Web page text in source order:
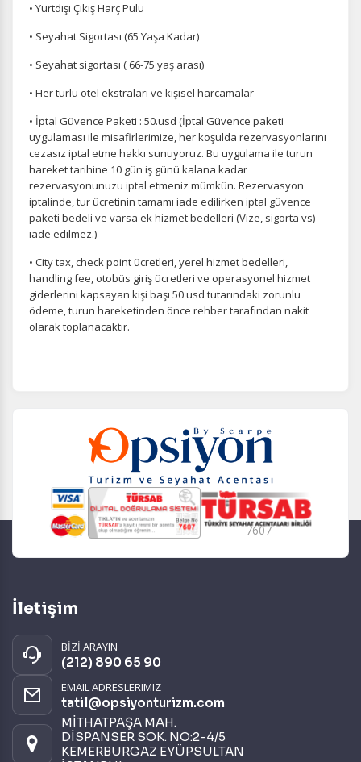
• Yurtdışı Çıkış Harç Pulu
• Seyahat Sigortası (65 Yaşa Kadar)
• Seyahat sigortası ( 66-75 yaş arası)
• Her türlü otel ekstraları ve kişisel harcamalar
• İptal Güvence Paketi : 50.usd (İptal Güvence paketi
uygulaması ile misafirlerimize, her koşulda rezervasyonlarını
cezasız iptal etme hakkı sunuyoruz. Bu uygulama ile turun
hareket tarihine 10 gün iş günü kalana kadar
rezervasyonunuzu iptal etmeniz mümkün. Rezervasyon
iptalinde, tur ücretinin tamamı iade edilirken iptal güvence
paketi bedeli ve varsa ek hizmet bedelleri (Vize, sigorta vs)
iade edilmez.)
• City tax, check point ücretleri, yerel hizmet bedelleri,
handling fee, otobüs giriş ücretleri ve operasyonel hizmet
giderlerini kapsayan kişi başı 50 usd tutarındaki zorunlu
ödeme, turun hareketinden önce rehber tarafından nakit
olarak toplanacaktır.
7607
İletişim
BİZİ ARAYIN
(212) 890 65 90
EMAIL ADRESLERIMIZ
tatil@opsiyonturizm.com
MİTHATPAŞA MAH.
DİSPANSER SOK. NO:2-4/5
KEMERBURGAZ EYÜPSULTAN